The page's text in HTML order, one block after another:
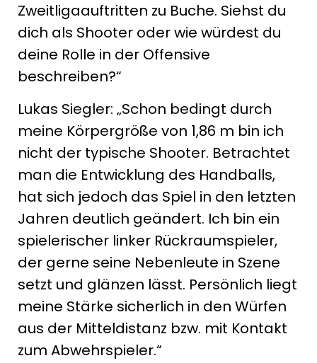
Zweitligaauftritten zu Buche. Siehst du
dich als Shooter oder wie würdest du
deine Rolle in der Offensive
beschreiben?“
Lukas Siegler: „Schon bedingt durch
meine Körpergröße von 1,86 m bin ich
nicht der typische Shooter. Betrachtet
man die Entwicklung des Handballs,
hat sich jedoch das Spiel in den letzten
Jahren deutlich geändert. Ich bin ein
spielerischer linker Rückraumspieler,
der gerne seine Nebenleute in Szene
setzt und glänzen lässt. Persönlich liegt
meine Stärke sicherlich in den Würfen
aus der Mitteldistanz bzw. mit Kontakt
zum Abwehrspieler.“